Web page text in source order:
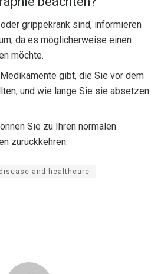
grippekrank sind, informieren
da es möglicherweise einen
möchte.
gibt, die Sie vor dem
und wie lange Sie sie absetzen
Sie zu Ihren normalen
zurückkehren.
disease and healthcare